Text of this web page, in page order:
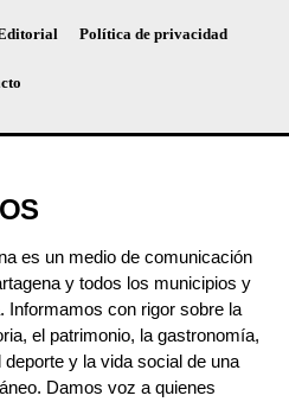
Política de privacidad
es un medio de comunicación
y todos los municipios y
Informamos con rigor sobre la
el patrimonio, la gastronomía,
y la vida social de una
Damos voz a quienes